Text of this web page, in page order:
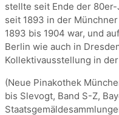
stellte seit Ende der
seit 1893 in der
1893 bis 1904 war, und
Berlin wie auch in
Kollektivausstellung in
(Neue Pinakothek
bis Slevogt, Band S-Z,